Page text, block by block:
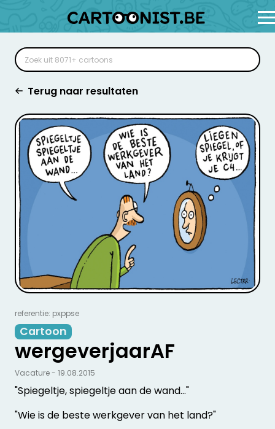
Terug naar resultaten
referentie: pxppse
Cartoon
wergeverjaarAF
"Spiegeltje, spiegeltje aan de wand…"
"Wie is de beste werkgever van het land?"
Vacature - 19.08.2015